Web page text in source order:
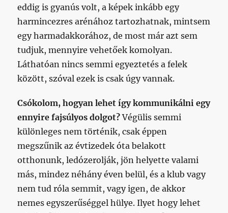
eddig is gyanús volt, a képek inkább egy
harmincezres arénához tartozhatnak, mintsem
egy harmadakkorához, de most már azt sem
tudjuk, mennyire vehetőek komolyan.
Láthatóan nincs semmi egyeztetés a felek
között, szóval ezek is csak úgy vannak.
Csókolom, hogyan lehet így kommunikálni egy
ennyire fajsúlyos dolgot?Végülis semmi
különleges nem történik, csak éppen
megszűnik az évtizedek óta belakott
otthonunk, ledózerolják, jön helyette valami
más, mindez néhány éven belül, és a klub vagy
nem tud róla semmit, vagy igen, de akkor
nemes egyszerűséggel hülye. Ilyet hogy lehet